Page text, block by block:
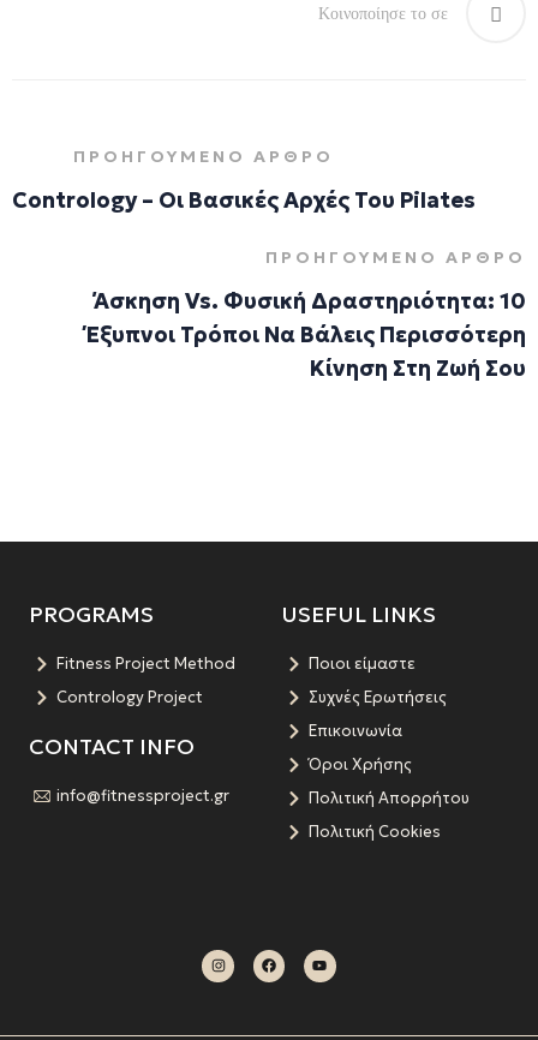
Κοινοποίησε το σε
Contrology – Οι Βασικές Αρχές Του Pilates
Άσκηση Vs. Φυσική Δραστηριότητα: 10
Έξυπνοι Τρόποι Να Βάλεις Περισσότερη
Κίνηση Στη Ζωή Σου
USEFUL LINKS
Ποιοι είμαστε
Συχνές Ερωτήσεις
Επικοινωνία
Όροι Χρήσης
Πολιτική Απορρήτου
Πολιτική Cookies
PROGRAMS
Fitness Project Method
Contrology Project
CONTACT INFO
info@fitnessproject.gr